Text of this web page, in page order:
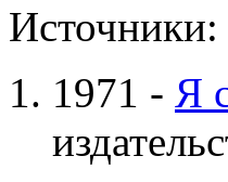
Источники:
1971 - Я